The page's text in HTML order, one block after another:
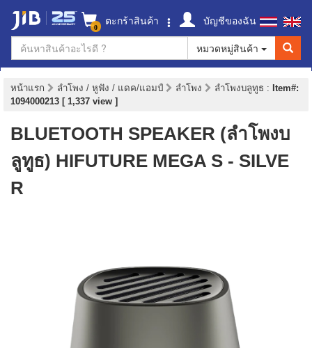
0 ตะกร้าสินค้า
บัญชีของฉัน
หมวดหมู่สินค้า
หน้าแรก ลำโพง / หูฟัง / แดค/แอมป์ ลำโพง ลำโพงบลูทูธ : Item#:
1094000213 [ 1,337 view ]
BLUETOOTH SPEAKER (ลำโพงบ
ลูทูธ) HIFUTURE MEGA S - SILVE
R